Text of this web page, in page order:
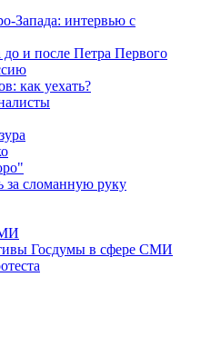
Запада: интервью с
и после Петра Первого
как уехать?
за сломанную руку
Госдумы в сфере СМИ